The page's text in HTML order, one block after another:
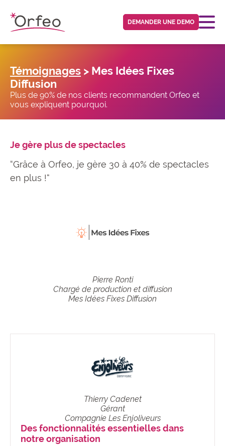
DEMANDER UNE DEMO
Témoignages > Mes Idées Fixes
Diffusion
Plus de 90% de nos clients recommandent Orfeo et
vous expliquent pourquoi.
Je gère plus de spectacles
“Grâce à Orfeo, je gère 30 à 40% de spectacles
en plus !“
Pierre Ronti
Chargé de production et diffusion
Mes Idées Fixes Diffusion
Thierry Cadenet
Gérant
Compagnie Les Enjoliveurs
Des fonctionnalités essentielles dans
notre organisation